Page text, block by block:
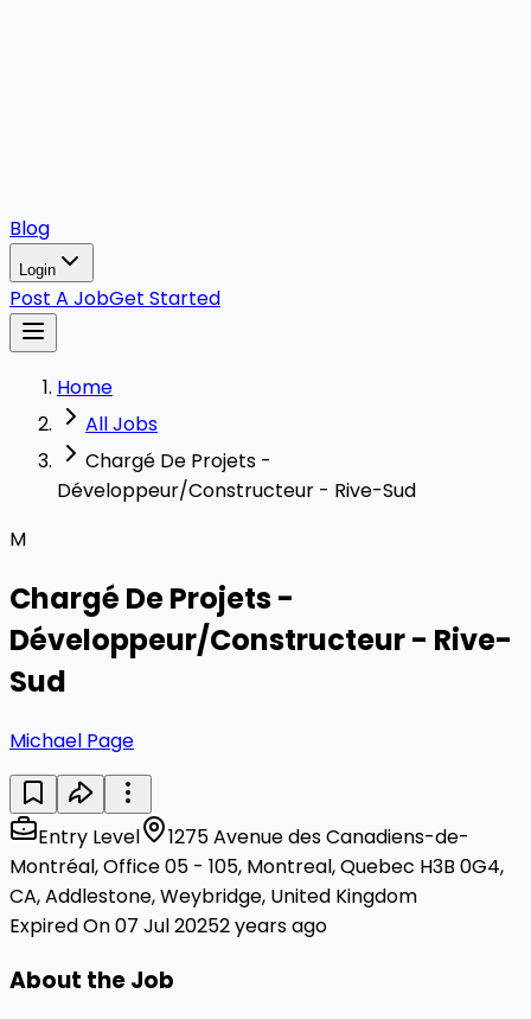
Blog
Login
Post A JobGet Started
Home
All Jobs
Chargé De Projets -
Développeur/Constructeur - Rive-Sud
M
Chargé De Projets -
Développeur/Constructeur - Rive-
Sud
Michael Page
Entry Level
1275 Avenue des Canadiens-de-
Montréal, Office 05 - 105, Montreal, Quebec H3B 0G4,
CA, Addlestone, Weybridge, United Kingdom
Expired On 07 Jul 20252 years ago
About the Job